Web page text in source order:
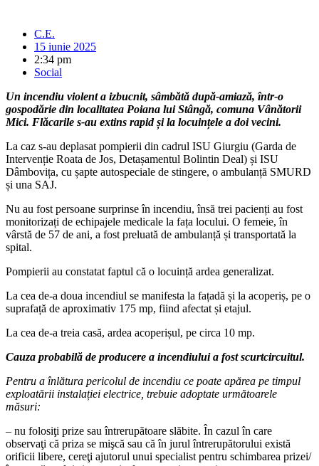
C.E.
15 iunie 2025
2:34 pm
Social
Un incendiu violent a izbucnit, sâmbătă după-amiază, într-o
gospodărie din localitatea Poiana lui Stângă, comuna Vânătorii
Mici. Flăcarile s-au extins rapid și la locuințele a doi vecini.
La caz s-au deplasat pompierii din cadrul ISU Giurgiu (Garda de
Intervenție Roata de Jos, Detașamentul Bolintin Deal) și ISU
Dâmbovița, cu șapte autospeciale de stingere, o ambulanță SMURD
și una SAJ.
Nu au fost persoane surprinse în incendiu, însă trei pacienți au fost
monitorizați de echipajele medicale la fața locului. O femeie, în
vârstă de 57 de ani, a fost preluată de ambulanță și transportată la
spital.
Pompierii au constatat faptul că o locuință ardea generalizat.
La cea de-a doua incendiul se manifesta la fațadă și la acoperiș, pe o
suprafață de aproximativ 175 mp, fiind afectat și etajul.
La cea de-a treia casă, ardea acoperișul, pe circa 10 mp.
Cauza probabilă de producere a incendiului a fost scurtcircuitul.
Pentru a înlătura pericolul de incendiu ce poate apărea pe timpul
exploatării instalației electrice, trebuie adoptate următoarele
măsuri:
– nu folosiţi prize sau întrerupătoare slăbite. În cazul în care
observaţi că priza se mişcă sau că în jurul întrerupătorului există
orificii libere, cereţi ajutorul unui specialist pentru schimbarea prizei/